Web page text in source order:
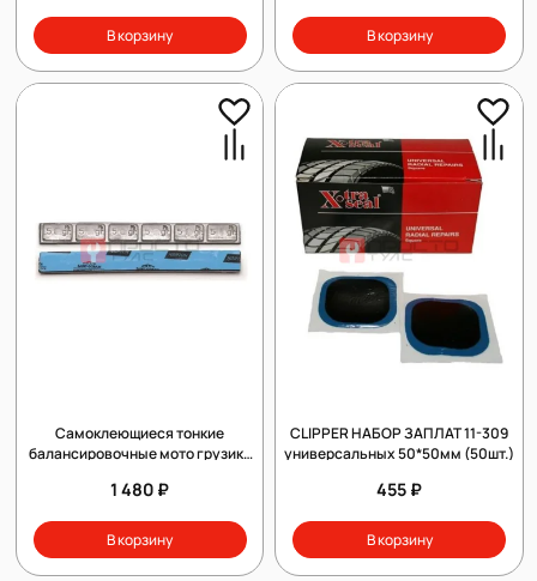
В корзину В корзину
Самоклеющиеся тонкие
балансировочные мото грузики
1 480 ₽
В корзину
CLIPPER НАБОР ЗАПЛАТ 11-309
универсальных 50*50мм (50шт.)
455 ₽
В корзину